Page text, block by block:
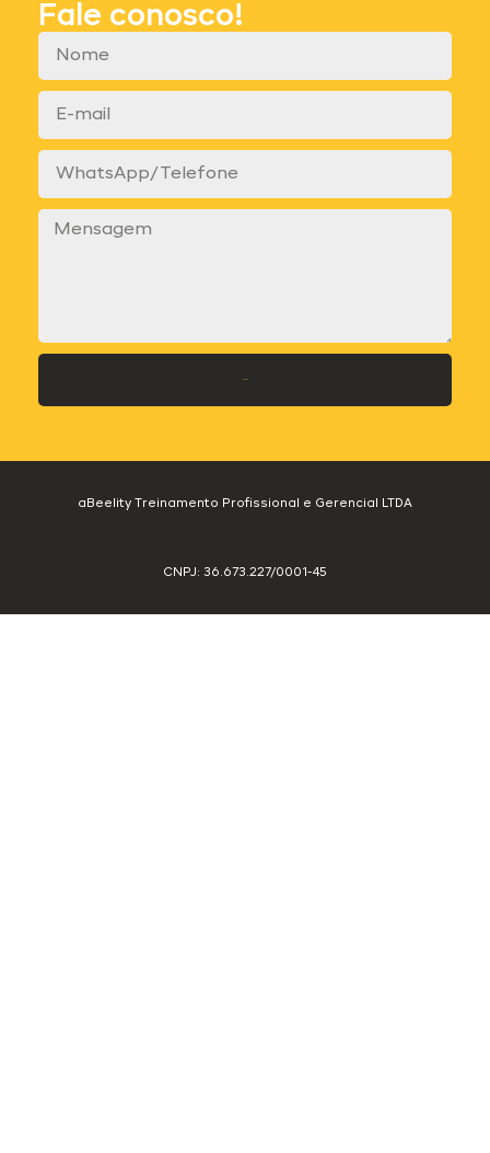
Fale conosco!
aBeelity Treinamento Profissional e Gerencial LTDA
CNPJ: 36.673.227/0001-45